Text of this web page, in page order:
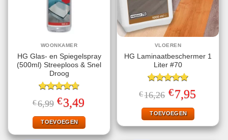
WOONKAMER
HG Glas- en Spiegelspray
(500ml) Streeploos & Snel
Droog
Gewaardeerd
4.67uit 5
€6,99 Oorspronkelijke
prijs
was:
€6,99.
€3,49
is:
€3,49.
TOEVOEGEN
VLOEREN
HG Laminaatbeschermer 1
Liter #70
Gewaardeerd
5.00uit 5
€16,26 Oorspronkelijke
prijs
was:
€16,26.
€7,95prijs
TOEVOEGEN